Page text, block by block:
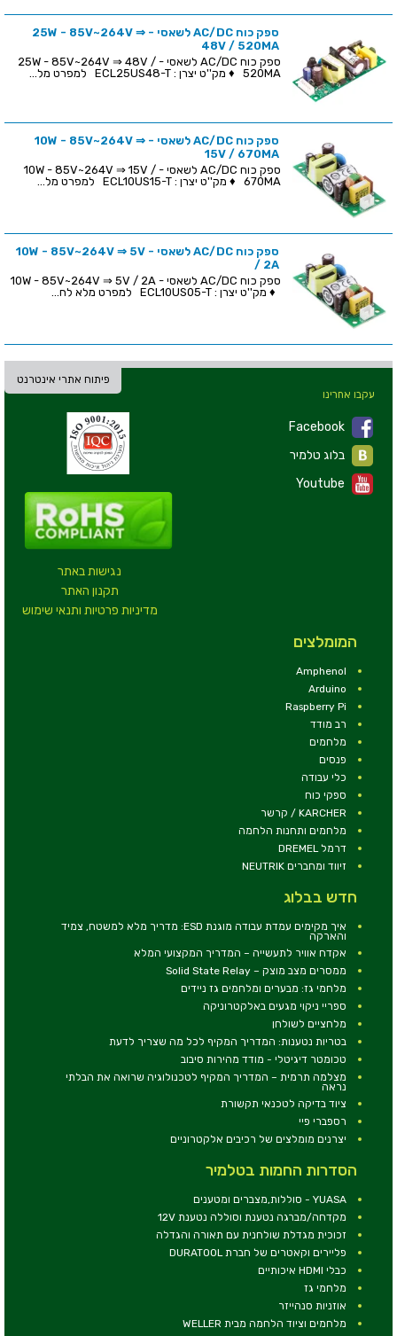
ספק כוח AC/DC לשאסי - 25W - 85V~264V ⇒
48V / 520MA
ספק כוח AC/DC לשאסי - 25W - 85V~264V ⇒ 48V /
520MA ♦ מק''ט יצרן : ECL25US48-T למפרט מל...
ספק כוח AC/DC לשאסי - 10W - 85V~264V ⇒
15V / 670MA
ספק כוח AC/DC לשאסי - 10W - 85V~264V ⇒ 15V /
670MA ♦ מק''ט יצרן : ECL10US15-T למפרט מל...
ספק כוח AC/DC לשאסי - 10W - 85V~264V ⇒ 5V
/ 2A
ספק כוח AC/DC לשאסי - 10W - 85V~264V ⇒ 5V / 2A
♦ מק''ט יצרן : ECL10US05-T למפרט מלא לח...
פיתוח אתרי אינטרנט
נגישות באתר
תקנון האתר
מדיניות פרטיות ותנאי שימוש
עקבו אחרינו
Facebook
Youtube
המומלצים
Amphenol
Arduino
Raspberry Pi
רב מודד
מלחמים
פנסים
כלי עבודה
ספקי כוח
KARCHER / קרשר
מלחמים ותחנות הלחמה
דרמל DREMEL
זיווד ומחברים NEUTRIK
חדש בבלוג
איך מקימים עמדת עבודה מוגנת ESD: מדריך מלא למשטח, צמיד
והארקה
אקדח אוויר לתעשייה – המדריך המקצועי המלא
ממסרים מצב מוצק – Solid State Relay
מלחמי גז: מבערים ומלחמים גז ניידים
ספריי ניקוי מגעים באלקטרוניקה
מלחציים לשולחן
בטריות נטענות: המדריך המקיף לכל מה שצריך לדעת
טכומטר דיגיטלי - מודד מהירות סיבוב
מצלמה תרמית – המדריך המקיף לטכנולוגיה שרואה את הבלתי
נראה
ציוד בדיקה לטכנאי תקשורת
רספברי פיי
יצרנים מומלצים של רכיבים אלקטרוניים
הסדרות החמות בטלמיר
YUASA - סוללות,מצברים ומטענים
מקדחה/מברגה נטענת וסוללה נטענת 12V
זכוכית מגדלת שולחנית עם תאורה והגדלה
פליירים וקאטרים של חברת DURATOOL
כבלי HDMI איכותיים
מלחמי גז
אוזניות סנהייזר
מלחמים וציוד הלחמה מבית WELLER